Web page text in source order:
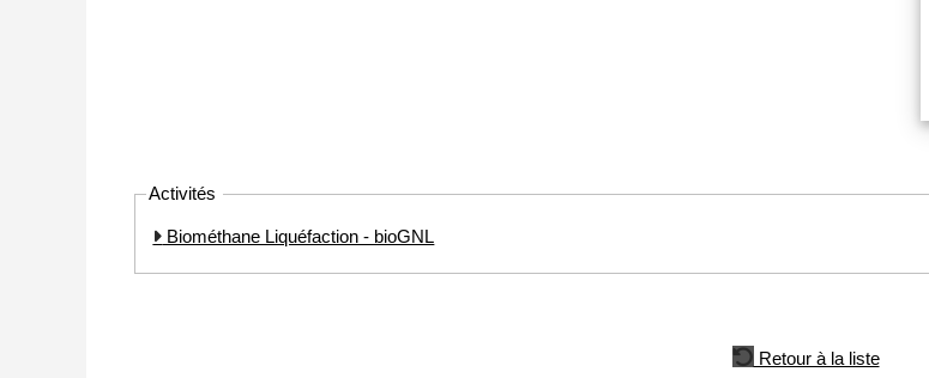
Activités
Biométhane Liquéfaction - bioGNL
Retour à la liste